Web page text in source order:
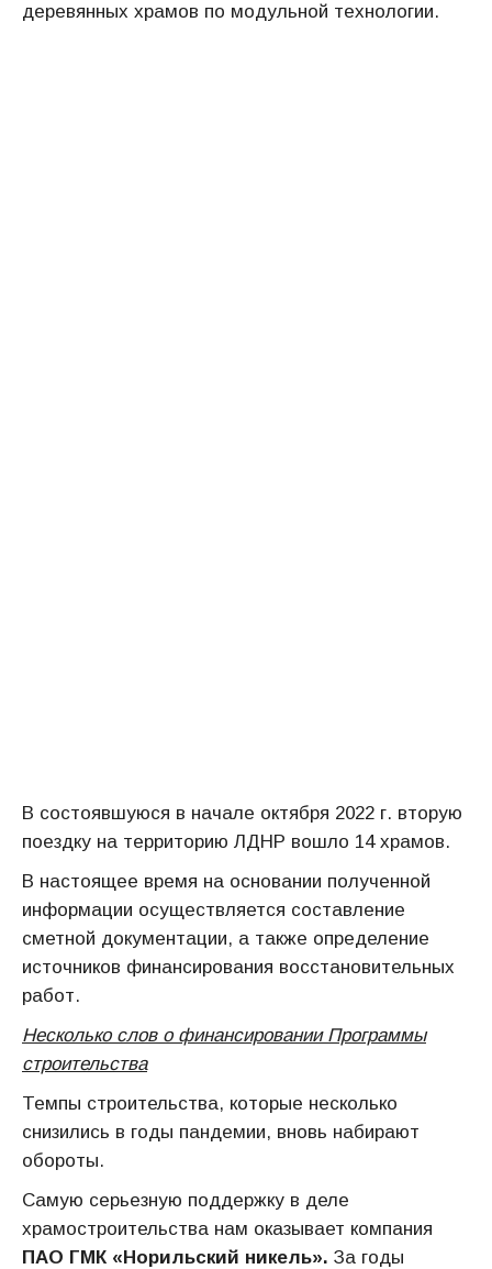
деревянных храмов по модульной технологии.
В состоявшуюся в начале октября 2022 г. вторую
поездку на территорию ЛДНР вошло 14 храмов.
В настоящее время на основании полученной
информации осуществляется составление
сметной документации, а также определение
источников финансирования восстановительных
работ.
Несколько слов о финансировании Программы
строительства
Темпы строительства, которые несколько
снизились в годы пандемии, вновь набирают
обороты.
Самую серьезную поддержку в деле
храмостроительства нам оказывает компания
ПАО ГМК «Норильский никель». За годы